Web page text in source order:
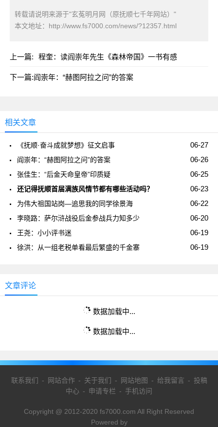
转载请说明来源于"玄菟明月网（原抚顺七千年网站）"
本文地址： http://www.fs7000.com/news/?12357.html
上一篇: 程奎：读阎崇年先生《森林帝国》一书有感
下一篇:阎崇年：“赫图阿拉之问”的答案
相关文章
06-27
《抚顺·奋斗成就梦想》征文启事
06-26
阎崇年：“赫图阿拉之问”的答案
06-25
张佳生：“后金天命皇帝”印质疑
06-23
还记得抚顺首届满族风情节都有哪些活动吗？
06-22
为伟大祖国站岗—追思我的同学徐景海
06-20
李晓路：萨尔浒战役后金参战兵力知多少
06-19
王尧：小小评书迷
06-19
徐洪：从一组老税单看最后繁盛的千金寨
文章评论
数据加载中...
数据加载中...
联系我们 - 网站合作- 关于我们 - 网站地图 - 给我留言 - 投稿
中心 - 申请专栏 - 手机访问
Copyright @ 2012-2020 fs7000.com All Right Reserved
Powered by